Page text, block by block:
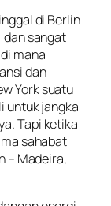
di Berlin
dan sangat
mana
dan
York suatu
untuk jangka
Tapi ketika
sahabat
– Madeira,